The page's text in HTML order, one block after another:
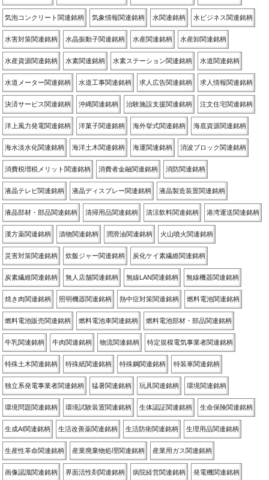
気泡コンクリート関連銘柄 気象情報関連銘柄 水関連銘柄 水ビジネス関連銘柄
水害対策関連銘柄 水晶振動子関連銘柄 水産関連銘柄 水産卸関連銘柄
水産資源関連銘柄 水素関連銘柄 水素ステーション関連銘柄 水道関連銘柄
水道メーター関連銘柄 水道工事関連銘柄 求人広告関連銘柄 求人情報関連銘柄
決済サービス関連銘柄 沖縄関連銘柄 治験施設支援関連銘柄 注文住宅関連銘柄
洋上風力発電関連銘柄 洋菓子関連銘柄 海外挙式関連銘柄 海底資源関連銘柄
海水淡水化関連銘柄 海洋土木関連銘柄 海運関連銘柄 消波ブロック関連銘柄
消費税増税メリット関連銘柄 消費者金融関連銘柄 消防関連銘柄
液晶テレビ関連銘柄 液晶ディスプレー関連銘柄 液晶製造装置関連銘柄
液晶部材・部品関連銘柄 清掃用品関連銘柄 清涼飲料関連銘柄 港湾運送関連銘柄
漢方薬関連銘柄 漬物関連銘柄 潤滑油関連銘柄 火山噴火関連銘柄
災害対策関連銘柄 炊飯ジャー関連銘柄 炭化ケイ素繊維関連銘柄
炭素繊維関連銘柄 無人店舗関連銘柄 無線LAN関連銘柄 無線機器関連銘柄
焼き肉関連銘柄 照明機器関連銘柄 熱中症対策関連銘柄 燃料電池関連銘柄
燃料電池販売関連銘柄 燃料電池車関連銘柄 燃料電池部材・部品関連銘柄
牛乳関連銘柄 牛肉関連銘柄 物流関連銘柄 特定規模電気事業者関連銘柄
特殊土木関連銘柄 特殊紙関連銘柄 特殊鋼関連銘柄 特装車関連銘柄
独立系発電事業者関連銘柄 猛暑関連銘柄 玩具関連銘柄 環境関連銘柄
環境問題関連銘柄 環境試験装置関連銘柄 生体認証関連銘柄 生命保険関連銘柄
生成AI関連銘柄 生活改善薬関連銘柄 生活防衛関連銘柄 生理用品関連銘柄
生産性革命関連銘柄 産業廃棄物処理関連銘柄 産業用ガス関連銘柄
画像認識関連銘柄 界面活性剤関連銘柄 病院経営関連銘柄 発電機関連銘柄